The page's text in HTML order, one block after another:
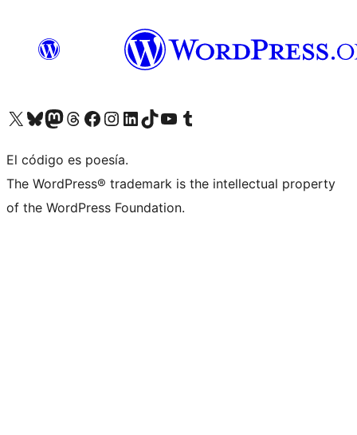
Visitá nuestra cuenta de X (anteriormente Twitter)
Visitá nuestra cuenta de Bluesky
Visitá nuestra cuenta de Mastodon
Visitá nuestra cuenta de Threads
Visitá nuestra página de Facebook
Visitá nuestra cuenta de Instagram
Visitá nuestra cuenta de LinkedIn
Visitá nuestra cuenta de TikTok
Visitá nuestro canal de YouTube
Visitá nuestra cuenta de Tumblr
El código es poesía.
The WordPress® trademark is the intellectual property
of the WordPress Foundation.